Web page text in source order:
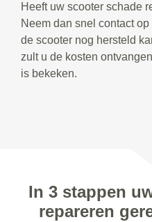
Heeft uw scooter schade
Neem dan snel contact
de scooter nog hersteld
zult u de kosten
is bekeken.
In 3 stappen
repareren